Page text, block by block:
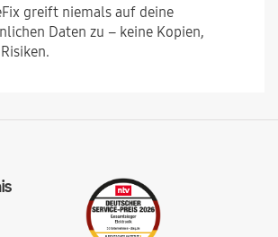
greift niemals auf deine
Daten zu – keine Kopien,